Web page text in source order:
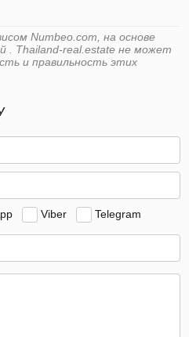
Numbeo.com, на основе
. Thailand-real.estate не может
и правильность этих
Viber Telegram